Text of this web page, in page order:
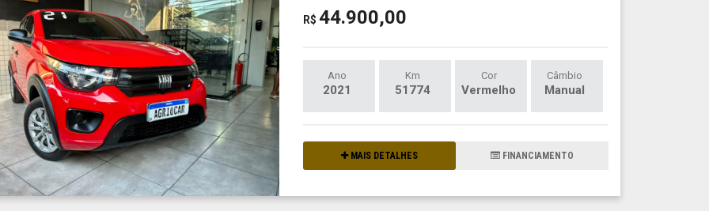
R$ 44.900,00
Ano
2021
Km
51774
Cor
Vermelho
Câmbio
Manual
MAIS DETALHES FINANCIAMENTO